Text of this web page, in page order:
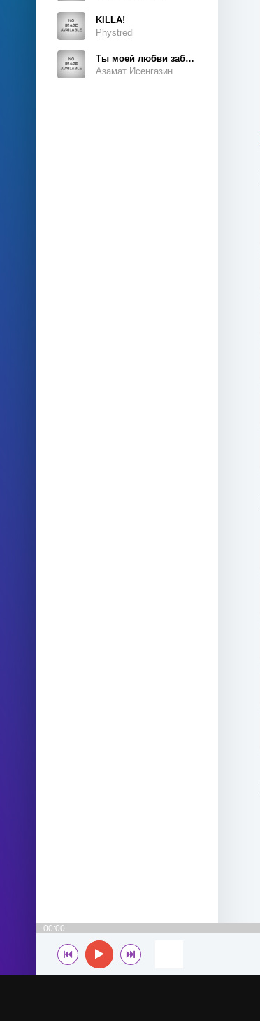
KILLA!
Phystredl
Ты моей любви забытая тайна
Азамат Исенгазин
00:00